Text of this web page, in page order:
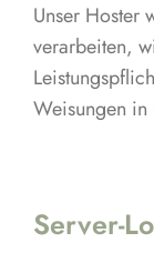
Unser Hoster
verarbeiten,
Weisungen in
Server-